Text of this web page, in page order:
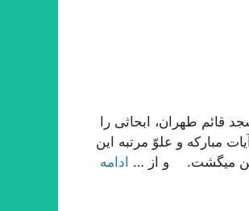
١٣٩٠هجریه قمریه در مسجد قائم طهران، ابحاثى را
مباركه و علوّ مرتبه این
میگشت. و از … ادامه